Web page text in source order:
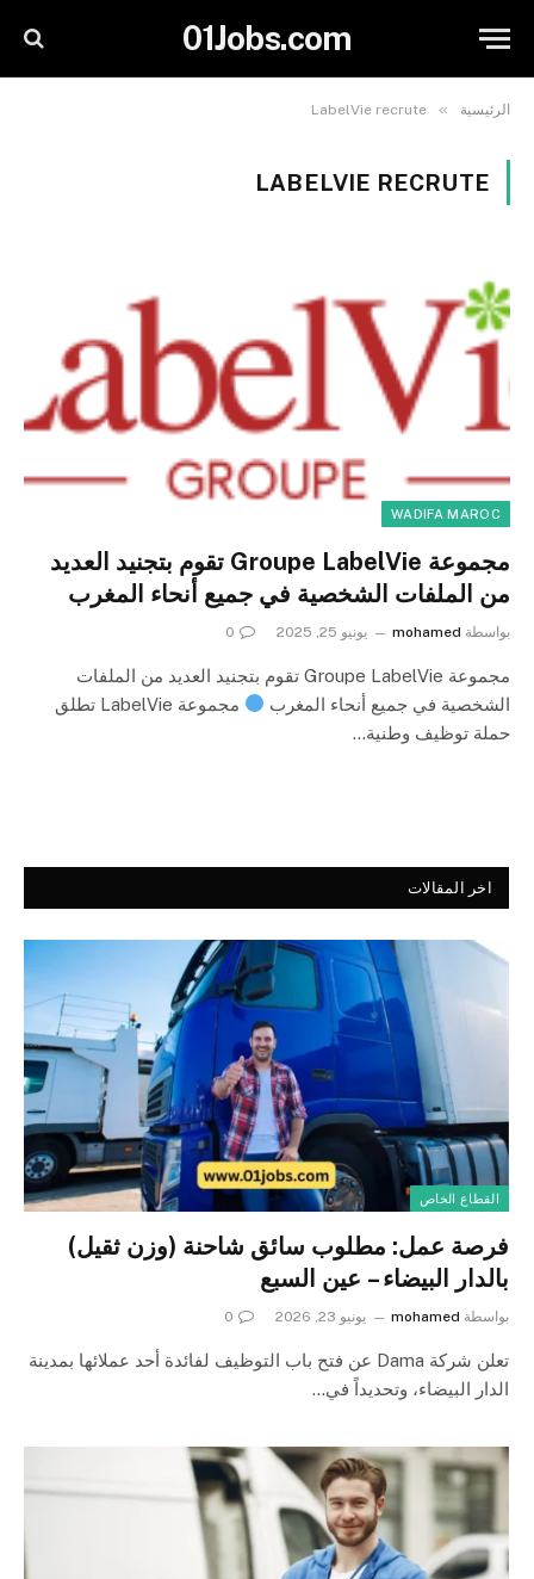
01Jobs.com
الرئيسية »
LabelVie recrute
LABELVIE RECRUTE
WADIFA MAROC
مجموعة Groupe LabelVie تقوم بتجنيد العديد
من الملفات الشخصية في جميع أنحاء المغرب
بواسطة mohamed يونيو 25, 2025 0
مجموعة Groupe LabelVie تقوم بتجنيد العديد من الملفات
الشخصية في جميع أنحاء المغرب
مجموعة LabelVie تطلق
حملة توظيف وطنية…
اخر المقالات
القطاع الخاص
فرصة عمل: مطلوب سائق شاحنة (وزن ثقيل)
بالدار البيضاء – عين السبع
بواسطة mohamed يونيو 23, 2026 0
تعلن شركة Dama عن فتح باب التوظيف لفائدة أحد عملائها بمدينة
الدار البيضاء، وتحديداً في…